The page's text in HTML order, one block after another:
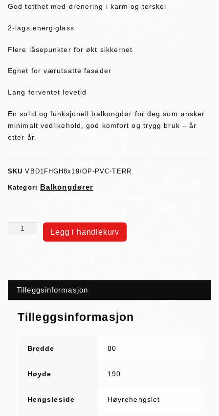
God tetthet med drenering i karm og terskel
2-lags energiglass
Flere låsepunkter for økt sikkerhet
Egnet for værutsatte fasader
Lang forventet levetid
En solid og funksjonell balkongdør for deg som ønsker
minimalt vedlikehold, god komfort og trygg bruk – år
etter år.
SKUVBD1FHGH8x19/OP-PVC-TERR
Kategori Balkongdører
Legg i handlekurv
Tilleggsinformasjon
Tilleggsinformasjon
Bredde 80
Høyde 190
Hengsleside Høyrehengslet